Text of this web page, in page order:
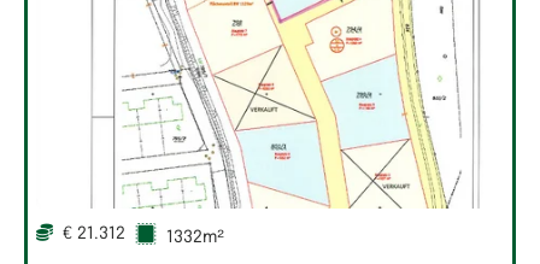
€ 21.312 1332m²